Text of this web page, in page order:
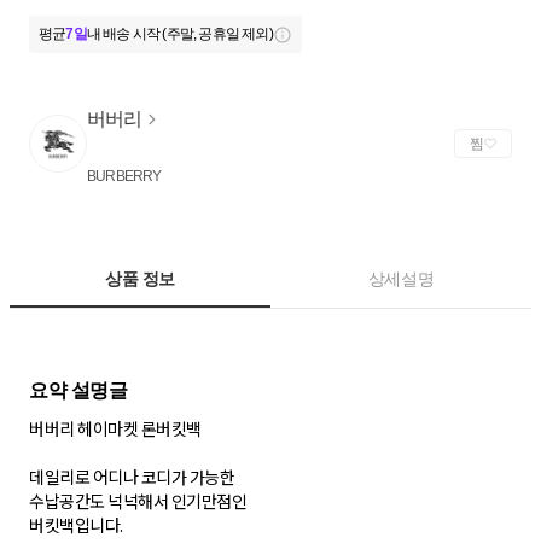
평균7일내 배송 시작 (주말, 공휴일 제외)
버버리
BURBERRY
찜
상품 정보 상세설명
요약 설명글
버버리 헤이마켓 론버킷백
데일리로 어디나 코디가 가능한
수납공간도 넉넉해서 인기만점인
버킷백입니다.